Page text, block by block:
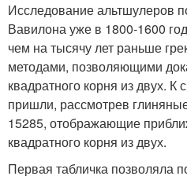
Исследование альтшулеров
Вавилона уже в 1800-1600
чем на тысячу лет раньше
методами, позволяющими
квадратного корня из двух.
пришли, рассмотрев
15285, отображающие
квадратного корня из двух.
Первая табличка позволяла